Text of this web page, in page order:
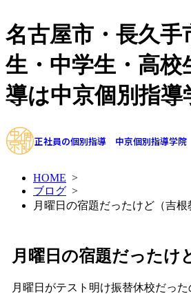
名古屋市・長久手
生・中学生・高校
導は中京個別指導
正社員の個別指導 中京個別指導学院
HOME >
ブログ >
月曜日の宿題だったけど（吉根
月曜日の宿題だったけ
月曜日がテスト明け振替休校だった